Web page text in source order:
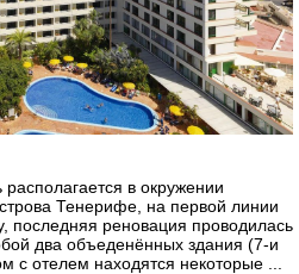
в окружении
Тенерифе, на первой линии
последняя реновация проводилась
два объеденённых здания (7-и
с отелем находятся некоторые ...